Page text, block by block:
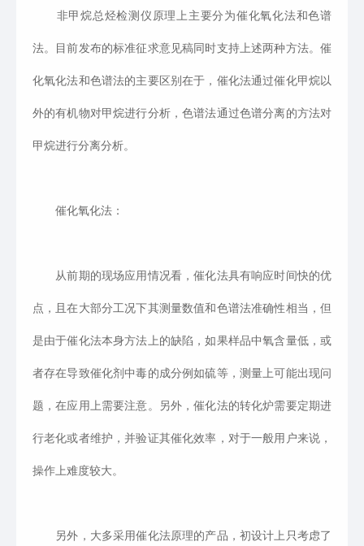
法通过色谱分离的方法对甲烷进行分离分析。
非甲烷总烃检测仪原理上主要分为催化氧化法和色谱
法。目前发布的标准征求意见稿同时支持上述两种方法。催
化氧化法和色谱法的主要区别在于，催化法通过催化甲烷以
外的有机物对甲烷进行分析，色谱法通过色谱分离的方法对
甲烷进行分离分析。
催化氧化法：
从前期的现场应用情况看，催化法具有响应时间快的优
点，且在大部分工况下其测量数值和色谱法准确性相当，但
是由于催化法本身方法上的缺陷，如果样品中氧含量低，或
者存在导致催化剂中毒的成分例如硫等，测量上可能出现问
题，在应用上需要注意。另外，催化法的转化炉需要定期进
行老化或者维护，并验证其催化效率，对于一般用户来说，
操作上难度较大。
另外，大多采用催化法原理的产品，初设计上只考虑了